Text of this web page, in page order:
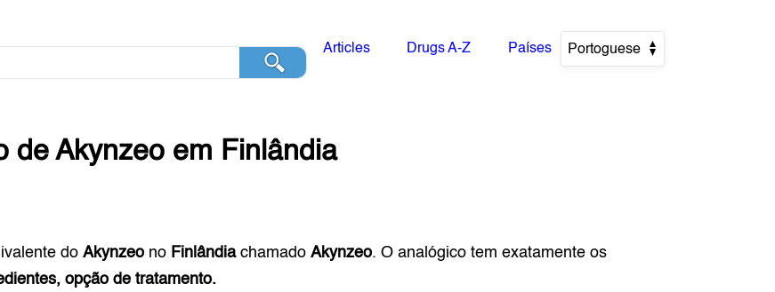
Articles Drugs A-Z Países Portoguese
deAkynzeo em Finlândia
doAkynzeo no FinlândiachamadoAkynzeo. O analógico tem exatamente os
opção de tratamento.